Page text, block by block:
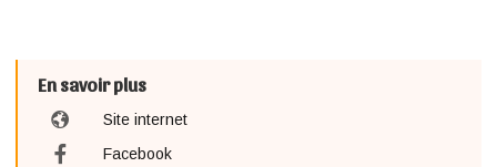
En savoir plus
Site internet
Facebook